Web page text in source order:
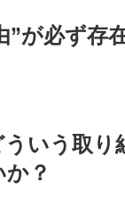
”が必ず存
いう取り
？